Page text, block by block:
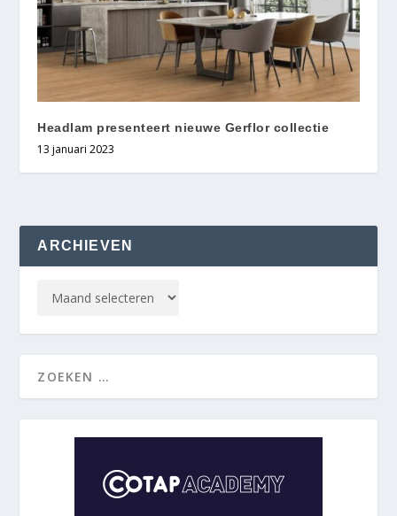
Headlam presenteert nieuwe Gerflor collectie
13 januari 2023
ARCHIEVEN